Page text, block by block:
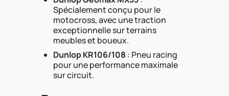
Spécialement conçu pour le
motocross, avec une traction
exceptionnelle sur terrains
meubles et boueux.
Dunlop KR106/108 : Pneu racing
pour une performance maximale
sur circuit.